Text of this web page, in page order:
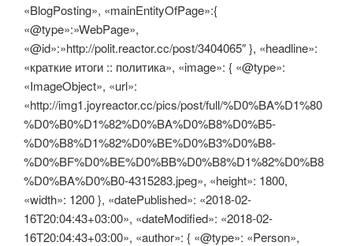
«BlogPosting», «mainEntityOfPage»:{
«@type»:»WebPage»,
«@id»:»http://polit.reactor.cc/post/3404065″ }, «headline»:
«краткие итоги :: политика», «image»: { «@type»:
«ImageObject», «url»:
«http://img1.joyreactor.cc/pics/post/full/%D0%BA%D1%80
%D0%B0%D1%82%D0%BA%D0%B8%D0%B5-
%D0%B8%D1%82%D0%BE%D0%B3%D0%B8-
%D0%BF%D0%BE%D0%BB%D0%B8%D1%82%D0%B8
%D0%BA%D0%B0-4315283.jpeg», «height»: 1800,
«width»: 1200 }, «datePublished»: «2018-02-
16T20:04:43+03:00», «dateModified»: «2018-02-
16T20:04:43+03:00», «author»: { «@type»: «Person»,